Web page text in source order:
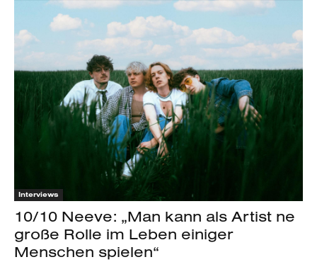
Interviews
10/10 Neeve: „Man kann als Artist ne
große Rolle im Leben einiger
Menschen spielen“